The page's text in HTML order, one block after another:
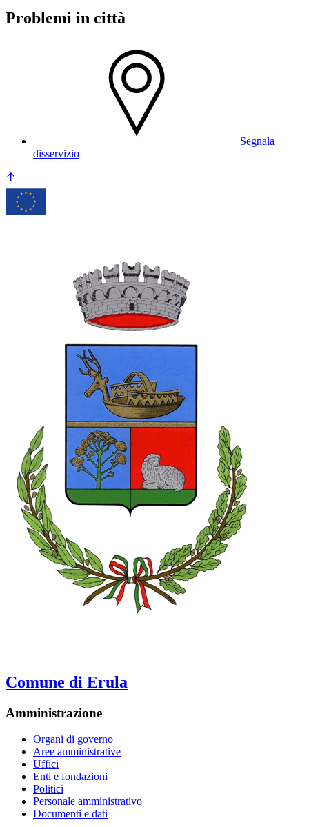
Problemi in città
Segnala
disservizio
Comune di Erula
Amministrazione
Organi di governo
Aree amministrative
Uffici
Enti e fondazioni
Politici
Personale amministrativo
Documenti e dati